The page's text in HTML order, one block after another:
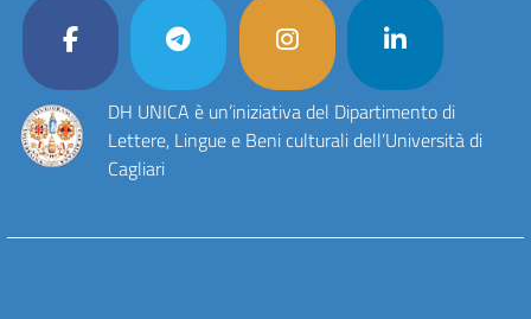
DH UNICA è un’iniziativa del Dipartimento di
Lettere, Lingue e Beni culturali dell’Università di
Cagliari